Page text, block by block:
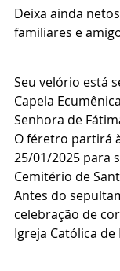
Deixa ainda
familiares e
Seu velório está
Capela
Senhora de
O féretro partirá
25/01/2025 para
Cemitério de
Antes do
celebração de
Igreja Católica de